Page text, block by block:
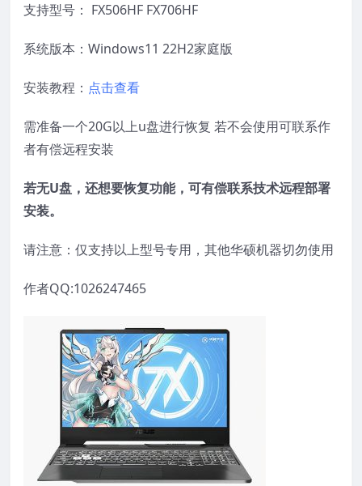
支持型号： FX506HF FX706HF
系统版本：Windows11 22H2家庭版
安装教程： 点击查看
需准备一个20G以上u盘进行恢复 若不会使用可联系作
者有偿远程安装
若无U盘，还想要恢复功能，可有偿联系技术远程部署
安装。
请注意：仅支持以上型号专用，其他华硕机器切勿使用
作者QQ:1026247465